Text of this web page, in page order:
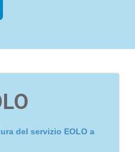
del servizio EOLO a